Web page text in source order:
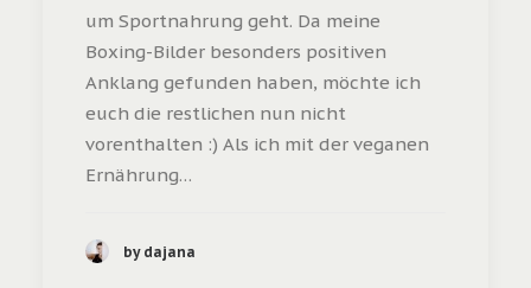
um Sportnahrung geht. Da meine
Boxing-Bilder besonders positiven
Anklang gefunden haben, möchte ich
euch die restlichen nun nicht
vorenthalten :) Als ich mit der veganen
Ernährung…
by dajana